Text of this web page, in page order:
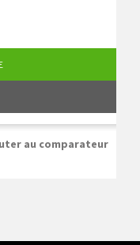
au comparateur